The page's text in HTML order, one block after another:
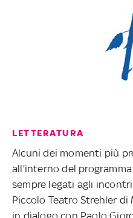
LETTERATURA
Alcuni dei momenti più
all’interno del
sempre legati agli
Piccolo Teatro Strehler
in dialogo con Paolo